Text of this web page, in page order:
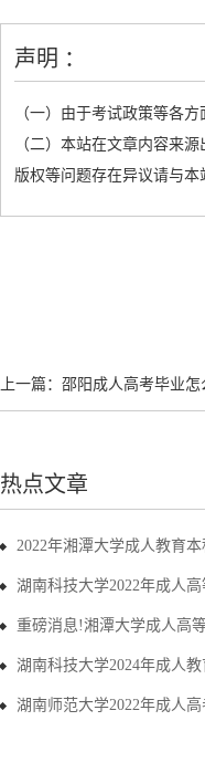
声明 ：
（一）由于考试政策等各
（二）本站在文章内容来
版权等问题存在异议请与本
上一篇： 邵阳成人高考毕业怎
热点文章
2022年湘潭大学成人教育本
湖南科技大学2022年成人
重磅消息!湘潭大学成人高等
湖南科技大学2024年成人
湖南师范大学2022年成人